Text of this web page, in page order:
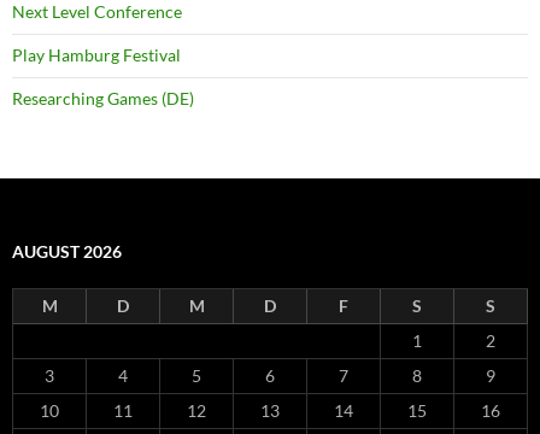
Next Level Conference
Play Hamburg Festival
Researching Games (DE)
AUGUST 2026
M D M D F S
S
1
2
3
4 5 6 7 8
9
10
11 12 13 14 15
16